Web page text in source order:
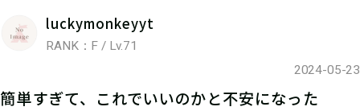
luckymonkeyyt
RANK：F / Lv.71
2024-05-23
簡単すぎて、これでいいのかと不安になった